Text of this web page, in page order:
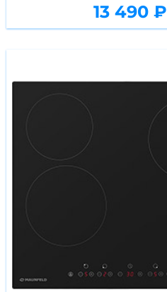
13 490 ₽